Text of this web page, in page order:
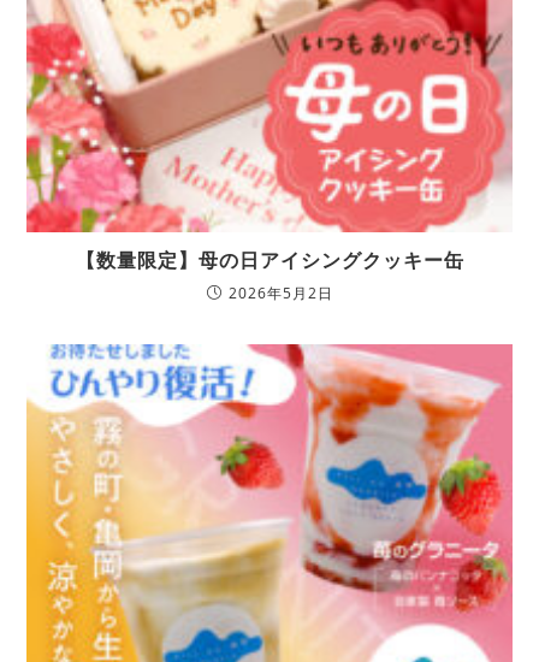
【数量限定】母の日アイシングクッキー缶
2026年5月2日